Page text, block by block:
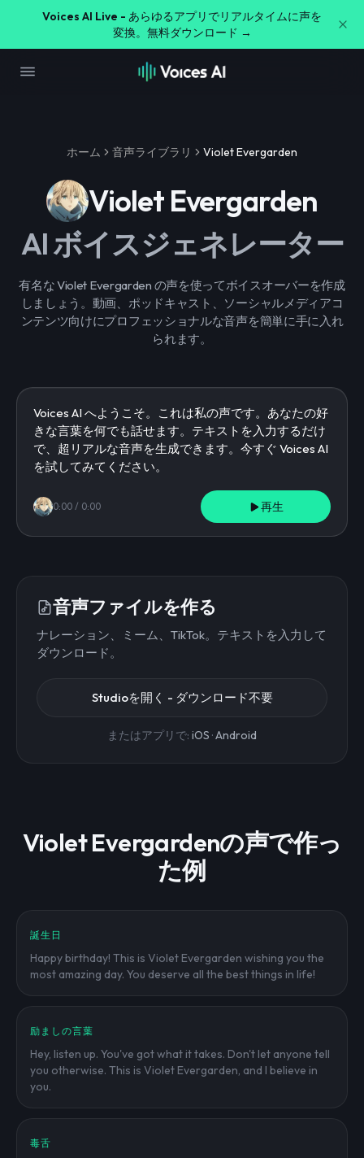
Voices AI Live - あらゆるアプリでリアルタイムに声を
変換。無料ダウンロード →
ホーム 音声ライブラリ Violet Evergarden
Violet Evergarden
AI ボイスジェネレーター
有名な Violet Evergarden の声を使ってボイスオーバーを作成
しましょう。動画、ポッドキャスト、ソーシャルメディアコ
ンテンツ向けにプロフェッショナルな音声を簡単に手に入れ
られます。
0:00 / 0:00 再生
音声ファイルを作る
ナレーション、ミーム、TikTok。テキストを入力して
ダウンロード。
Studioを開く - ダウンロード不要
またはアプリで: iOS ·Android
Violet Evergardenの声で作っ
た例
誕生日
Happy birthday! This is Violet Evergarden wishing you the
most amazing day. You deserve all the best things in life!
励ましの言葉
Hey, listen up. You've got what it takes. Don't let anyone tell
you otherwise. This is Violet Evergarden, and I believe in
you.
毒舌